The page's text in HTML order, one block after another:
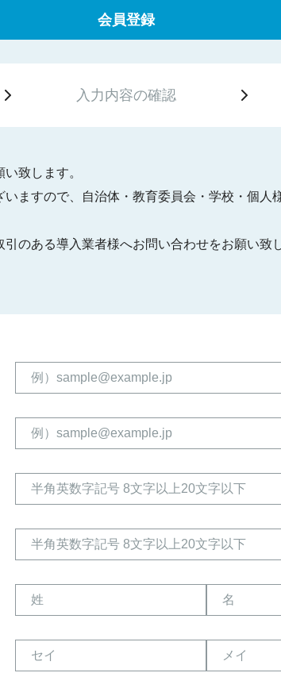
会員登録
入力内容の確認
致します。
ますので、自治体・教育委員会・学校・個人
のある導入業者様へお問い合わせをお願い致